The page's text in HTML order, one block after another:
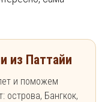
из Паттайи
и поможем
острова, Бангкок,